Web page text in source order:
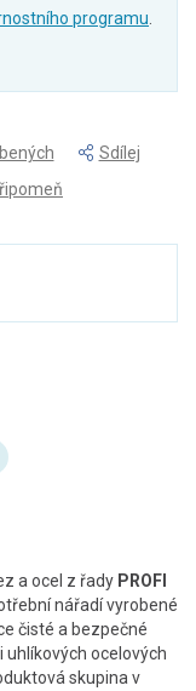
programu
Sdílej
a ocel z řady PROFI
nářadí vyrobené
čisté a bezpečné
uhlíkových ocelových
skupina v